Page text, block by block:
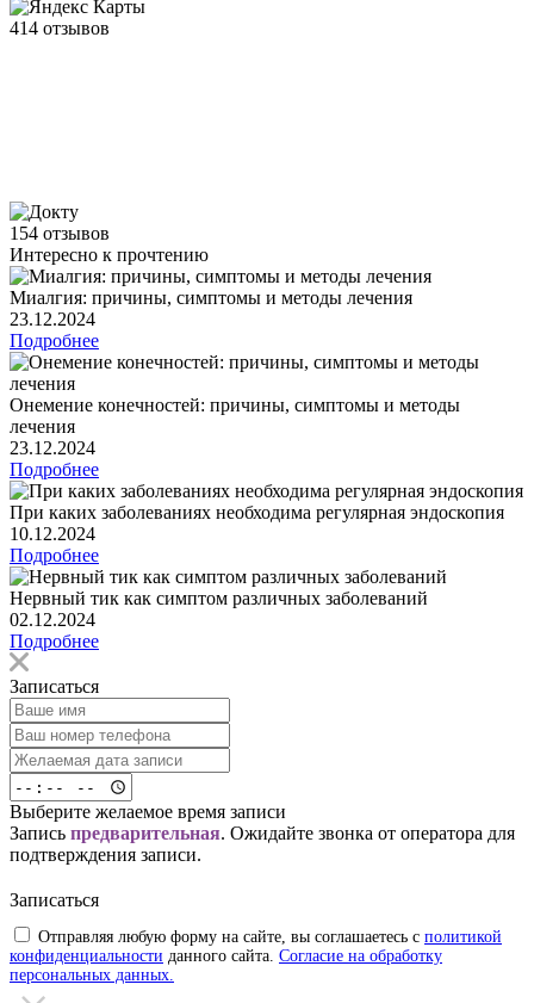
414 отзывов
154 отзывов
Интересно к прочтению
Миалгия: причины, симптомы и методы лечения
23.12.2024
Подробнее
Онемение конечностей: причины, симптомы и методы
лечения
23.12.2024
Подробнее
При каких заболеваниях необходима регулярная эндоскопия
10.12.2024
Подробнее
Нервный тик как симптом различных заболеваний
02.12.2024
Подробнее
Записаться
Выберите желаемое время записи
Запись предварительная. Ожидайте звонка от оператора для
подтверждения записи.
Записаться
Отправляя любую форму на сайте, вы соглашаетесь с политикой
конфиденциальности данного сайта. Согласие на обработку
персональных данных.